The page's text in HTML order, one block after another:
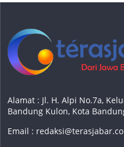
Alamat : Jl. H. Alpi No.7a,
Bandung Kulon, Kota
Email : redaksi@terasjabar.co